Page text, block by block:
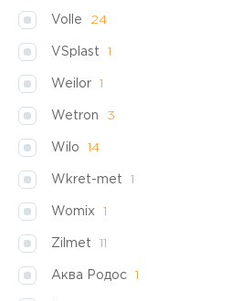
Volle 24
VSplast 1
Weilor 1
Wetron 3
Wilo 14
Wkret-met 1
Womix 1
Zilmet 11
Аква Родос 1